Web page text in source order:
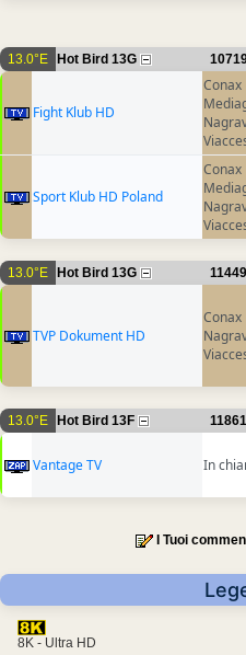
13.0°E Hot Bird 13G
Fight Klub HD
Conax
Sport Klub HD Poland
Conax
13.0°E Hot Bird 13G
TVP Dokument HD
Conax
13.0°E Hot Bird 13F
Vantage TV In
I Tuoi
8K - Ultra HD